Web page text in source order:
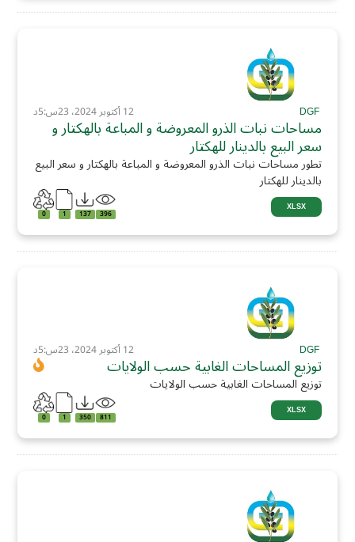
DGF 12 أكتوبر 2024، 23س:5د
مساحات نبات الذرو المعروضة و المباعة بالهكتار و
سعر البيع بالدينار للهكتار
تطور مساحات نبات الذرو المعروضة و المباعة بالهكتار و سعر البيع
بالدينار للهكتار
XLSX
396
137
1
0
DGF 12 أكتوبر 2024، 23س:5د
توزيع المساحات الغابية حسب الولايات
توزيع المساحات الغابية حسب الولايات
XLSX
811
350
1
0